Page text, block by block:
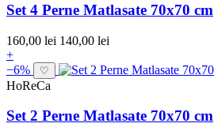
Set 4 Perne Matlasate 70x70 cm
160,00 lei 140,00 lei
+
−6%
♡
HoReCa
Set 2 Perne Matlasate 70x70 cm